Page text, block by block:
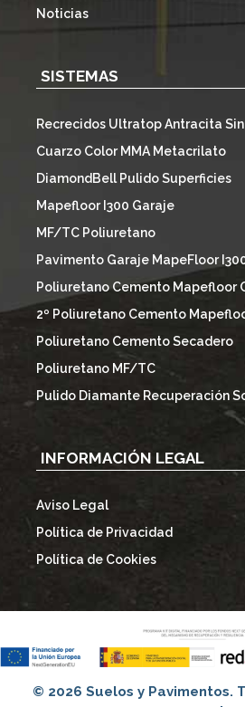
Noticias
SISTEMAS
Recrecidos Ultratop Antracita
Cuarzo Color MMA Metacrilato
DiamondBell Pulido Superficies
Mapefloor I300 Garaje
MF/TC Poliuretano
Pavimento Garaje MapeFloor
Poliuretano Cemento Mapefloor
2º Poliuretano Cemento
Poliuretano Cemento Secadero
Poliuretano MF/TC
Pulido Diamante Recuperación
INFORMACIÓN LEGAL
Aviso Legal
Política de Privacidad
Política de Cookies
© 2026 Suelos y Pavimentos.